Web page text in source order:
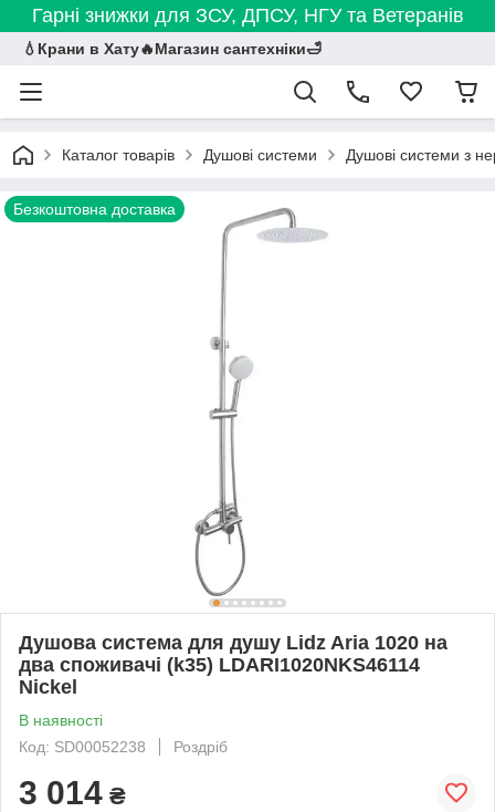
Гарні знижки для ЗСУ, ДПСУ, НГУ та Ветеранів
💧Крани в Хату🔥Магазин сантехніки🛁
Каталог товарів Душові системи Душові системи з
Безкоштовна доставка
Душова система для душу Lidz Aria 1020 на
два споживачі (k35) LDARI1020NKS46114
Nickel
В наявності
Код: SD00052238
Роздріб
3 014 ₴